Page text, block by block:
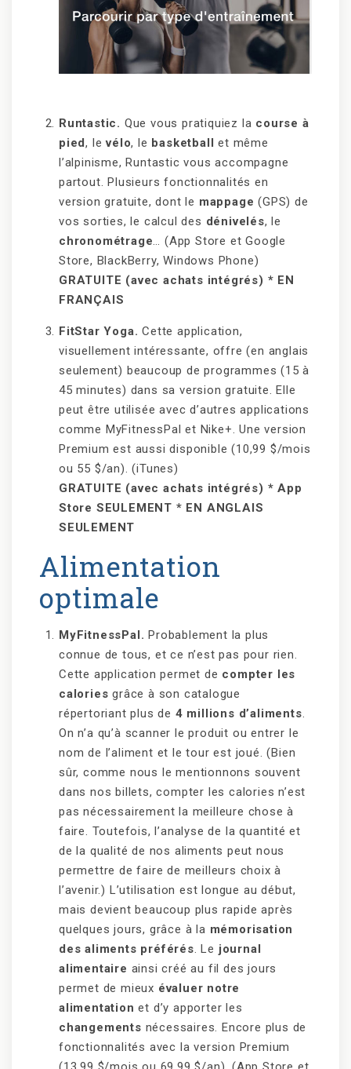
Runtastic. Que vous pratiquiez la course à
pied, levélo, le basketball et même
l’alpinisme, Runtastic vous accompagne
partout. Plusieurs fonctionnalités en
version gratuite, dont le mappage (GPS) de
vos sorties, le calcul des dénivelés, le
chronométrage… (App Store et Google
Store, BlackBerry, Windows Phone)
GRATUITE (avec achats intégrés) * EN
FRANÇAIS
FitStar Yoga. Cette application,
visuellement intéressante, offre (en anglais
seulement) beaucoup de programmes (15 à
45 minutes) dans sa version gratuite. Elle
peut être utilisée avec d’autres applications
comme MyFitnessPal et Nike+. Une version
Premium est aussi disponible (10,99 $/mois
ou 55 $/an). (iTunes)
GRATUITE (avec achats intégrés) * App
Store SEULEMENT * EN ANGLAIS
SEULEMENT
Alimentation
optimale
MyFitnessPal. Probablement la plus
connue de tous, et ce n’est pas pour rien.
Cette application permet de compter les
calories grâce à son catalogue
répertoriant plus de 4 millions d’aliments.
On n’a qu’à scanner le produit ou entrer le
nom de l’aliment et le tour est joué. (Bien
sûr, comme nous le mentionnons souvent
dans nos billets, compter les calories n’est
pas nécessairement la meilleure chose à
faire. Toutefois, l’analyse de la quantité et
de la qualité de nos aliments peut nous
permettre de faire de meilleurs choix à
l’avenir.) L’utilisation est longue au début,
mais devient beaucoup plus rapide après
quelques jours, grâce à la mémorisation
des aliments préférés. Le journal
alimentaire ainsi créé au fil des jours
permet de mieux évaluer notre
alimentation et d’y apporter les
changements nécessaires. Encore plus de
fonctionnalités avec la version Premium